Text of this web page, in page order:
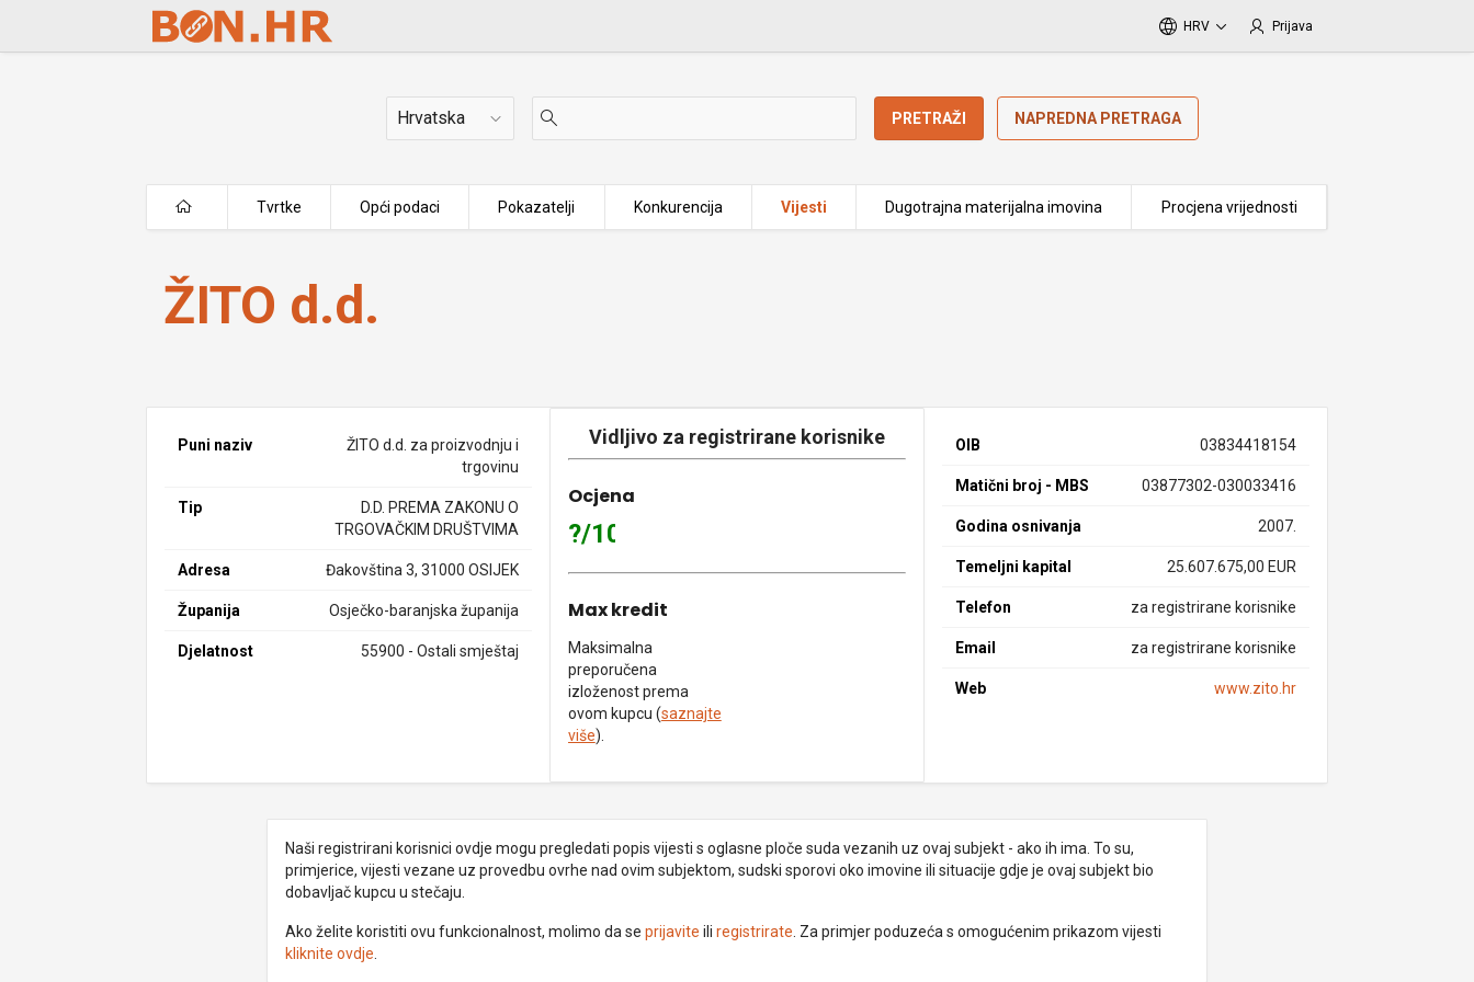
Skip to Main Content
HRV Prijava
Država PRETRAŽI NAPREDNA PRETRAGA
Tvrtke Opći podaci Pokazatelji Konkurencija Vijesti Dugotrajna materijalna imovina Procjena vrijednosti
ŽITO d.d.
ŽITO d.d.
Puni naziv
ŽITO d.d. za proizvodnju i
trgovinu
Tip
D.D. PREMA ZAKONU O
TRGOVAČKIM DRUŠTVIMA
Adresa Đakovština 3, 31000 OSIJEK
Županija Osječko-baranjska županija
Djelatnost 55900 - Ostali smještaj
Vidljivo za registrirane korisnike
Ocjena
?/10
Max kredit
Maksimalna
preporučena
izloženost prema
ovom kupcu (saznajte
više).
OIB 03834418154
Matični broj - MBS 03877302-030033416
Godina osnivanja 2007.
Temeljni kapital 25.607.675,00 EUR
Telefon za registrirane korisnike
Email za registrirane korisnike
Web www.zito.hr
Naši registrirani korisnici ovdje mogu pregledati popis vijesti s oglasne ploče suda vezanih uz ovaj subjekt - ako ih ima. To su,
primjerice, vijesti vezane uz provedbu ovrhe nad ovim subjektom, sudski sporovi oko imovine ili situacije gdje je ovaj subjekt bio
dobavljač kupcu u stečaju.
Ako želite koristiti ovu funkcionalnost, molimo da se prijavite ili registrirate . Za primjer poduzeća s omogućenim prikazom vijesti
kliknite ovdje